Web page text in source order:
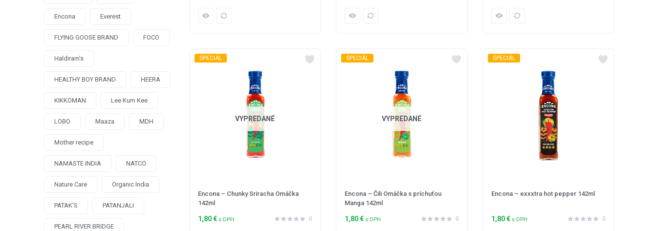
ŠPECIÁL
VYPREDANÉ
Encona – Chunky Sriracha Omáčka
142ml
0
1,80€ s DPH
ŠPECIÁL
VYPREDANÉ
Encona – Čili Omáčka s príchuťou
Manga 142ml
0
1,80€ s DPH
ŠPECIÁL
Encona – exxxtra hot pepper 142ml
0
1,80€ s DPH
Encona Everest
FLYING GOOSE BRAND FOCO
Haldiram’s
HEALTHY BOY BRAND HEERA
KIKKOMAN Lee Kum Kee
LOBO Maaza MDH
Mother recipe
NAMASTE INDIA NATCO
Nature Care Organic India
PATAK'S PATANJALI
PEARL RIVER BRIDGE